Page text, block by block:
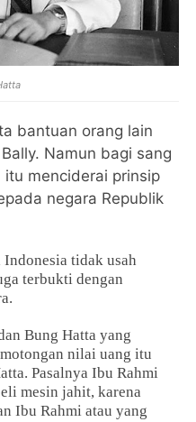
bantuan orang lain
Namun bagi sang
menciderai prinsip
negara Republik
Indonesia tidak usah
terbukti dengan
Bung Hatta yang
nilai uang itu
Pasalnya Ibu Rahmi
mesin jahit, karena
Ibu Rahmi atau yang